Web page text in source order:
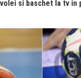
si baschet la tv in